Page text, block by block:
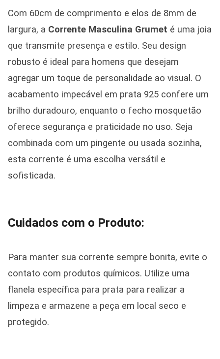
Com 60cm de comprimento e elos de 8mm de
largura, a Corrente Masculina Grumet é uma joia
que transmite presença e estilo. Seu design
robusto é ideal para homens que desejam
agregar um toque de personalidade ao visual. O
acabamento impecável em prata 925 confere um
brilho duradouro, enquanto o fecho mosquetão
oferece segurança e praticidade no uso. Seja
combinada com um pingente ou usada sozinha,
esta corrente é uma escolha versátil e
sofisticada.
Cuidados com o Produto:
Para manter sua corrente sempre bonita, evite o
contato com produtos químicos. Utilize uma
flanela específica para prata para realizar a
limpeza e armazene a peça em local seco e
protegido.